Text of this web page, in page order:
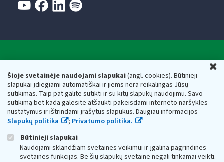
Šioje svetainėje naudojami slapukai(angl. cookies). Būtinieji
slapukai įdiegiami automatiškai ir jiems nėra reikalingas Jūsų
sutikimas. Taip pat galite sutikti ir su kitų slapukų naudojimu. Savo
sutikimą bet kada galėsite atšaukti pakeisdami interneto naršyklės
nustatymus ir ištrindami įrašytus slapukus. Daugiau informacijos
Slapukų politika
; Privatumo politika.
Būtinieji slapukai
Naudojami sklandžiam svetainės veikimui ir įgalina pagrindines
svetainės funkcijas. Be šių slapukų svetainė negali tinkamai veikti.
Respublikos finansų ministerijos
Biudžetinė įstaiga. Juridinio asmens kodas — 188659752,
adresas: Vasario 16-osios g. 14, 01107 Vilnius, Lietuva, el.paštas:
vmi@vmi.lt, E. pristatymo dėžutės adresas 188659752
Duomenys apie Valstybinę mokesčių inspekciją prie Lietuvos
Respublikos finansų ministerijos kaupiami ir saugomi Juridinių